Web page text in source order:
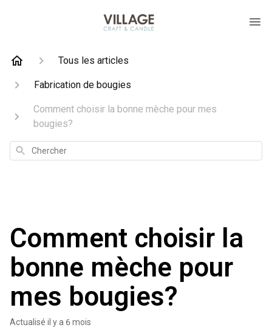
Tous les articles
Fabrication de bougies
Comment choisir la bonne mèche pour mes
bougies?
Chercher
Comment choisir la
bonne mèche pour
mes bougies?
Actualisé il y a 6 mois